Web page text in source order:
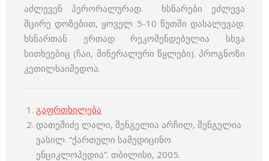
აძლევენ პერორალურად. ხსნარები ეძლევა
მცირე დოზებით, ყოველ 5-10 წუთში დასალევად.
ხსნართან ერთად რეკომენდებულია სხვა
სითხეებიც (ჩაი, მინერალური წყლები). პროგნოზი
კეთილსაიმედოა.
გაფრთხილება
დათეშიძე ლალი, შენგელია არჩილ, შენგელია
ვასილ. “ქართული სამედიცინო
ენციკლოპედია”. თბილისი, 2005.